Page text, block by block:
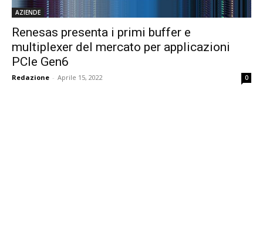
AZIENDE
Renesas presenta i primi buffer e
multiplexer del mercato per applicazioni
PCIe Gen6
Redazione - Aprile 15, 2022 0